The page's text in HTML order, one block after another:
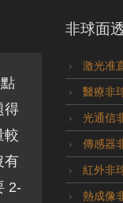
得
較
有
2-
非球面
激光准
醫療非
光通信
傳感器
紅外非
熱成像